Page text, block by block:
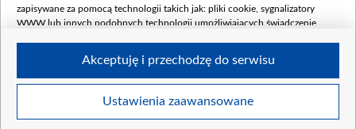
© 2026 Telewizja Polska S. A. w likwidacji
zapisywane za pomocą technologii takich jak: pliki cookie, sygnalizatory
WWW lub innych podobnych technologii umożliwiających świadczenie
Twoje dane osobowe zbierane podczas odwiedzania przez Ciebie
Ustawienia zaawansowane
Akceptuję i przechodzę do serwisu